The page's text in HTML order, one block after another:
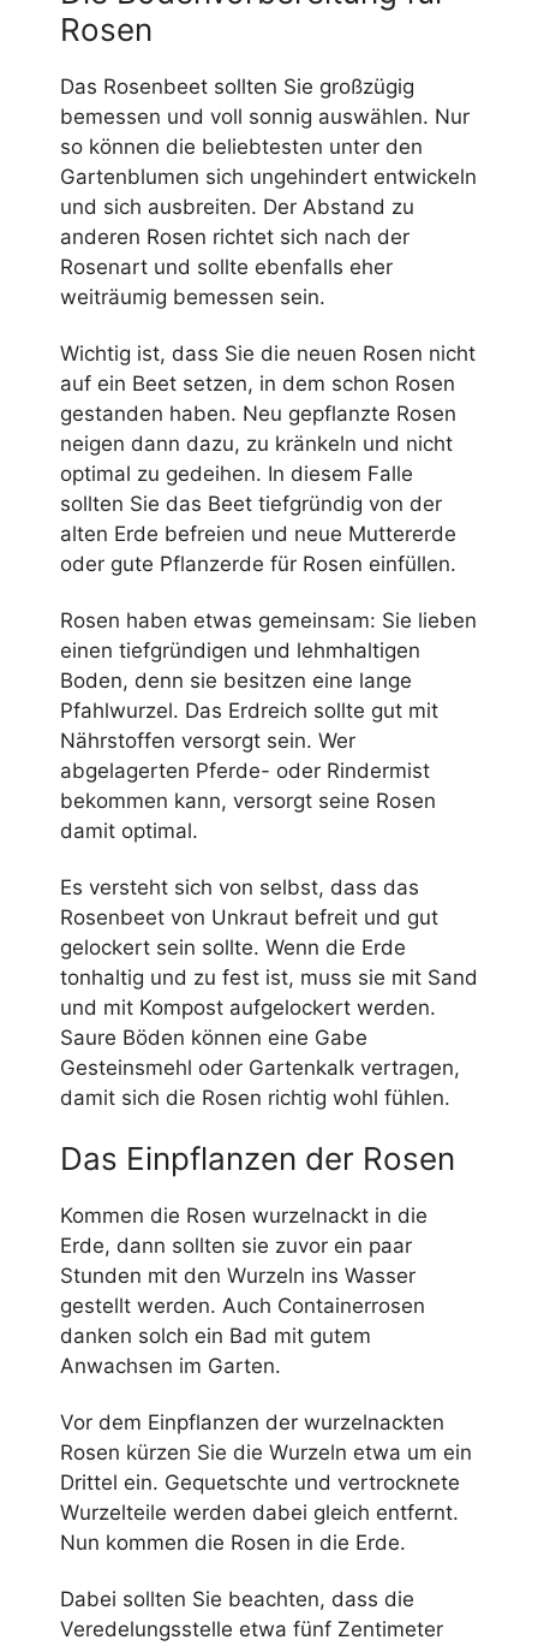
Rosen
Das Rosenbeet sollten Sie großzügig
bemessen und voll sonnig auswählen. Nur
so können die beliebtesten unter den
Gartenblumen sich ungehindert entwickeln
und sich ausbreiten. Der Abstand zu
anderen Rosen richtet sich nach der
Rosenart und sollte ebenfalls eher
weiträumig bemessen sein.
Wichtig ist, dass Sie die neuen Rosen nicht
auf ein Beet setzen, in dem schon Rosen
gestanden haben. Neu gepflanzte Rosen
neigen dann dazu, zu kränkeln und nicht
optimal zu gedeihen. In diesem Falle
sollten Sie das Beet tiefgründig von der
alten Erde befreien und neue Muttererde
oder gute Pflanzerde für Rosen einfüllen.
Rosen haben etwas gemeinsam: Sie lieben
einen tiefgründigen und lehmhaltigen
Boden, denn sie besitzen eine lange
Pfahlwurzel. Das Erdreich sollte gut mit
Nährstoffen versorgt sein. Wer
abgelagerten Pferde- oder Rindermist
bekommen kann, versorgt seine Rosen
damit optimal.
Es versteht sich von selbst, dass das
Rosenbeet von Unkraut befreit und gut
gelockert sein sollte. Wenn die Erde
tonhaltig und zu fest ist, muss sie mit Sand
und mit Kompost aufgelockert werden.
Saure Böden können eine Gabe
Gesteinsmehl oder Gartenkalk vertragen,
damit sich die Rosen richtig wohl fühlen.
Das Einpflanzen der Rosen
Kommen die Rosen wurzelnackt in die
Erde, dann sollten sie zuvor ein paar
Stunden mit den Wurzeln ins Wasser
gestellt werden. Auch Containerrosen
danken solch ein Bad mit gutem
Anwachsen im Garten.
Vor dem Einpflanzen der wurzelnackten
Rosen kürzen Sie die Wurzeln etwa um ein
Drittel ein. Gequetschte und vertrocknete
Wurzelteile werden dabei gleich entfernt.
Nun kommen die Rosen in die Erde.
Dabei sollten Sie beachten, dass die
Veredelungsstelle etwa fünf Zentimeter